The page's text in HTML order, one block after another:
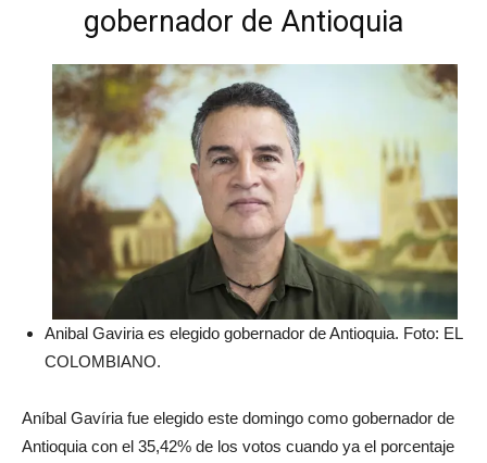
gobernador de Antioquia
Anibal Gaviria es elegido gobernador de Antioquia. Foto: EL
COLOMBIANO.
Aníbal Gavíria fue elegido este domingo como gobernador de
Antioquia con el 35,42% de los votos cuando ya el porcentaje